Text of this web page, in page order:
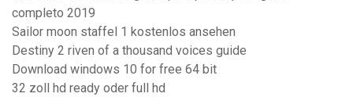
completo 2019
Sailor moon staffel 1 kostenlos ansehen
Destiny 2 riven of a thousand voices guide
Download windows 10 for free 64 bit
32 zoll hd ready oder full hd